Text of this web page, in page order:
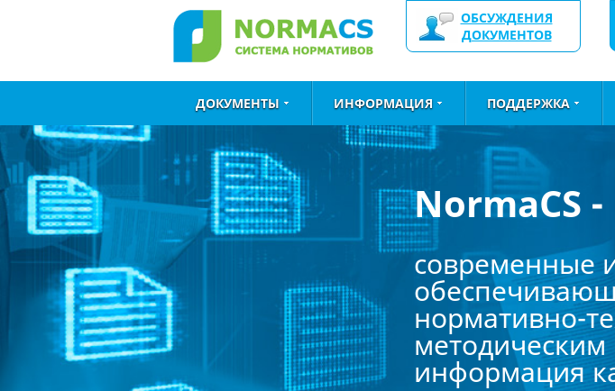
ОБСУЖДЕНИЯ
ДОКУМЕНТОВ
ДОКУМЕНТЫ ИНФОРМАЦИЯ ПОДДЕРЖКА
NormaCS -
современные
нормативно-
методическим
информация